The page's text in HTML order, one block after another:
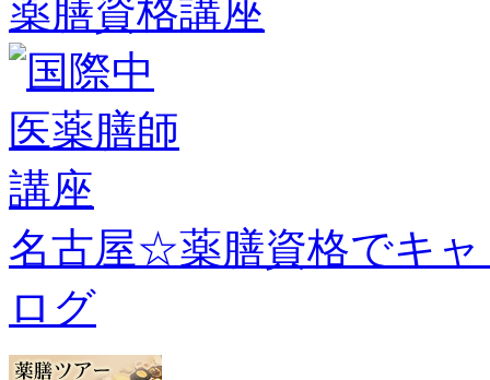
名古屋☆薬膳資格でキ
ログ